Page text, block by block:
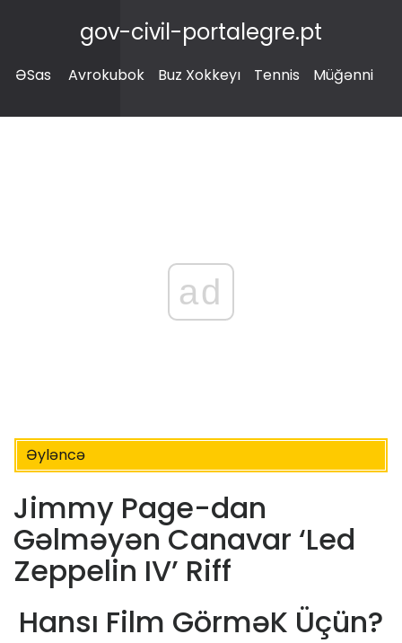
gov-civil-portalegre.pt
ƏSas Avrokubok Buz Xokkeyı Tennis Müğənni
ad
Əyləncə
Jimmy Page-dan
Gəlməyən Canavar ‘Led
Zeppelin IV’ Riff
Hansı Film GörməK Üçün?